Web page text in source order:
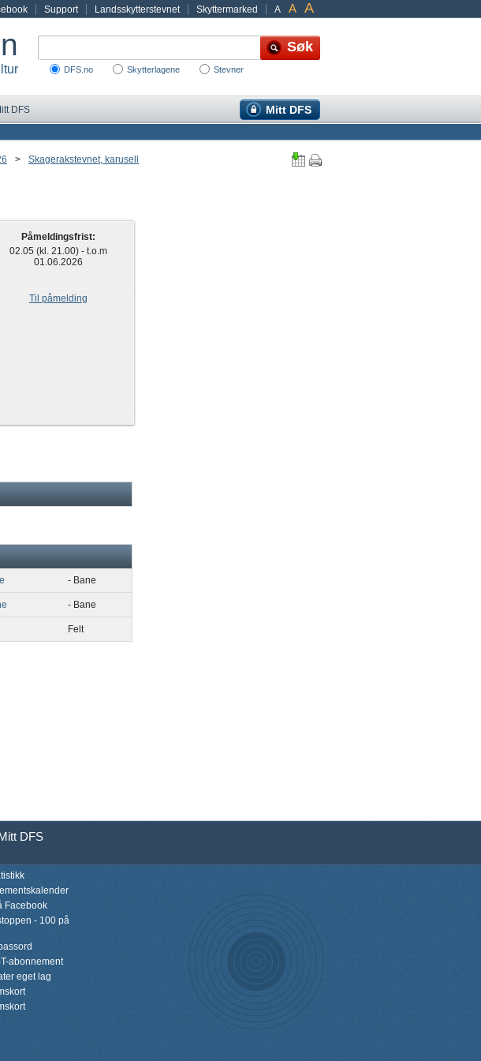
A A A
Support Landsskytterstevnet Skyttermarked
DFS.no Skytterlagene Stevner
Mitt DFS
DFS
> Skagerakstevnet, karusell
Påmeldingsfrist:
02.05 (kl. 21.00) - t.o.m
01.06.2026
Til påmelding
- Bane
- Bane
Felt
DFS
Facebook
- 100 på
abonnement
eget lag